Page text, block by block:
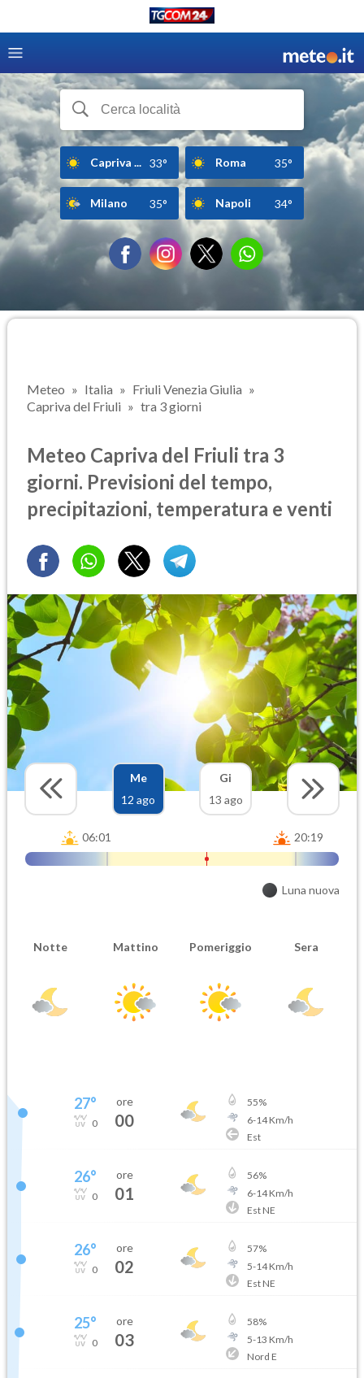
Capriva ... 33° Roma 35°
Milano 35° Napoli 34°
Meteo Italia
Friuli Venezia Giulia
Capriva del Friuli
tra 3 giorni
Meteo Capriva del Friuli tra 3
giorni. Previsioni del tempo,
precipitazioni, temperatura e venti
Me
12 ago
Gi
13 ago
06:01 20:19
Luna nuova
Notte Mattino Pomeriggio Sera
27°
0
ore
00
55%
6-14Km/h
Est
26°
0
ore
01
56%
6-14Km/h
Est NE
26°
0
ore
02
57%
5-14Km/h
Est NE
25°
0
ore
03
58%
5-13 Km/h
Nord E